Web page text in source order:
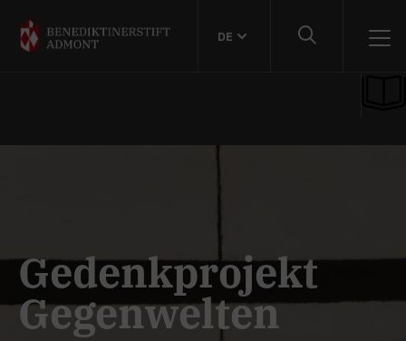
DE
Gedenkprojekt
Gegenwelten